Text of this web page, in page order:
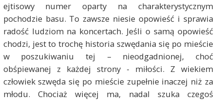
ejtisowy numer oparty na charakterystycznym
pochodzie basu. To zawsze niesie opowieść i sprawia
radość ludziom na koncertach. Jeśli o samą opowieść
chodzi, jest to trochę historia szwędania się po mieście
w poszukiwaniu tej – nieodgadnionej, choć
obśpiewanej z każdej strony - miłości. Z wiekiem
człowiek szwęda się po mieście zupełnie inaczej niż za
młodu. Chociaż więcej ma, nadal szuka czegoś